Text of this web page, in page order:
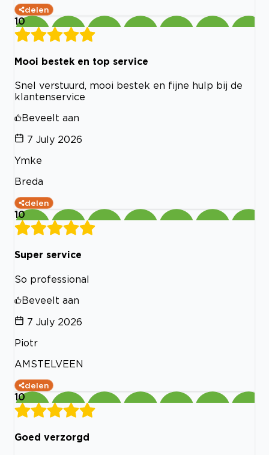
delen
10
Mooi bestek en top service
Snel verstuurd, mooi bestek en fijne hulp bij de
klantenservice
Beveelt aan
7 July 2026
Ymke
Breda
delen
10
Super service
So professional
Beveelt aan
7 July 2026
Piotr
AMSTELVEEN
delen
10
Goed verzorgd